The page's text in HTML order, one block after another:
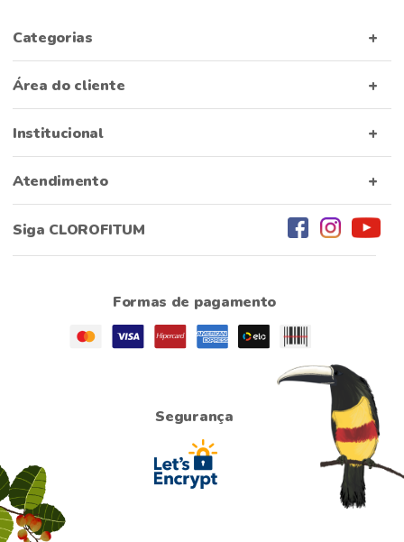
Categorias
Área do cliente
Institucional
Atendimento
Siga CLOROFITUM
Formas de pagamento
Segurança